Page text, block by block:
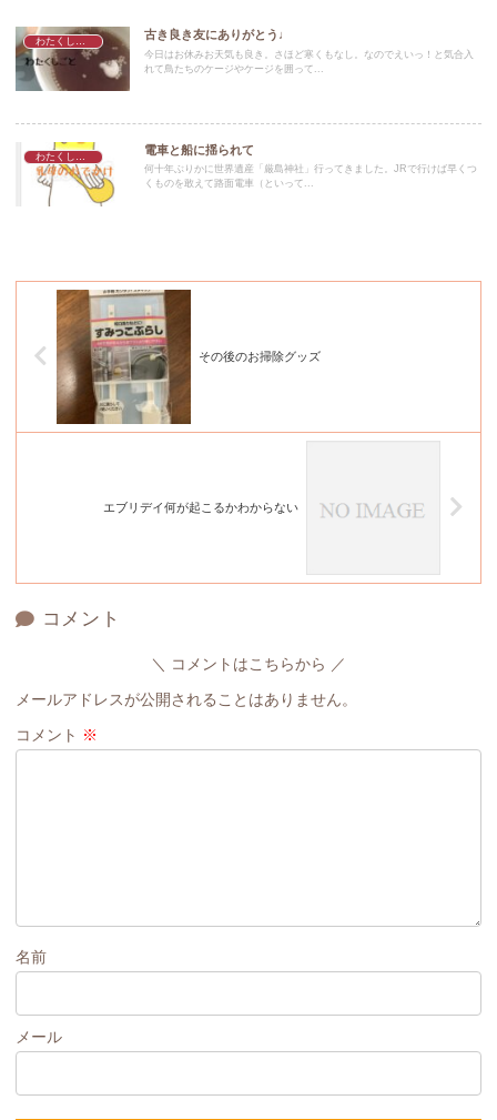
わたくしごと
古き良き友にありがとう♩
今日はお休みお天気も良き。さほど寒くもなし。なのでえいっ！と気合入
れて鳥たちのケージやケージを囲って...
電車と船に揺られて
何十年ぶりかに世界遺産「厳島神社」行ってきました。JRで行けば早くつ
くものを敢えて路面電車（といって...
その後のお掃除グッズ
エブリデイ何が起こるかわからない
コメント
コメントはこちらから
メールアドレスが公開されることはありません。
コメント ※
名前
メール